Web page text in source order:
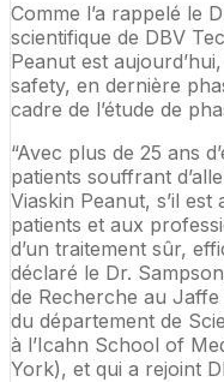
Comme l’a rappelé le
scientifique de DBV
Peanut est
safety, en dernière
cadre de l’étude de
“Avec plus de 25 ans
patients souffrant
Viaskin Peanut, s’il
patients et aux
d’un traitement sûr,
déclaré le Dr.
de Recherche au
du département de
à l’Icahn School of
York), et qui a rejoint